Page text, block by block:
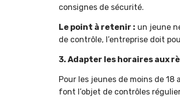
consignes de sécurité.
Le point à retenir : un jeune
de contrôle, l’entreprise doit
3. Adapter les horaires aux
Pour les jeunes de moins de
font l’objet de contrôles